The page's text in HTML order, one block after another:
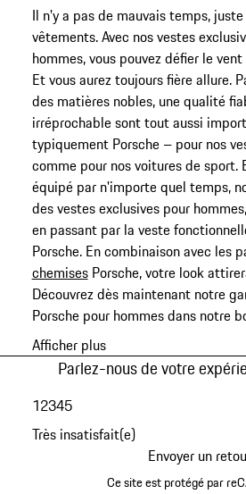
Il n'y a pas de mauvais temps,
vêtements. Avec nos vestes
hommes, vous pouvez défier le
Et vous aurez toujours fière allure.
des matières nobles, une qualité
irréprochable sont tout aussi
typiquement Porsche – pour nos
comme pour nos voitures de sport.
équipé par n'importe quel temps,
des vestes exclusives pour
en passant par la veste
Porsche. En combinaison avec les
chemisesPorsche, votre look
Découvrez dès maintenant notre
Porsche pour hommes dans notre
Afficher plus
Parlez-nous de votre
Très insatisfait(e)
12345
Envoyer un
Ce site est protégé par